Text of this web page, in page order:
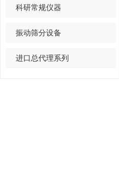
科研常规仪器
振动筛分设备
进口总代理系列